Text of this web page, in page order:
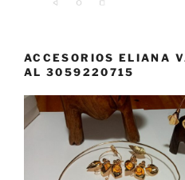
ACCESORIOS ELIANA
AL 3059220715